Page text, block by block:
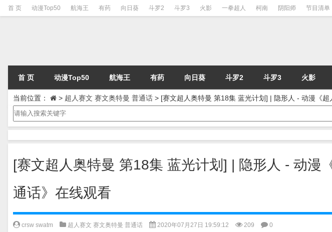
首 页 动漫Top50 航海王 有药 向日葵 斗罗2 斗罗3 火影 一拳超人 柯南 阴阳师 节目清单
首 页 动漫Top50 航海王 有药 向日葵 斗罗2 斗罗3 火影
当前位置： > 超人赛文 赛文奥特曼 普通话 > [赛文超人奥特曼 第18集 蓝光计划] | 隐形人 - 动漫《
[赛文超人奥特曼 第18集 蓝光计划] | 隐形人 - 动漫
通话》在线观看
crsw swatm 超人赛文 赛文奥特曼 普通话 2020年07月27日 19:59:12 209 0